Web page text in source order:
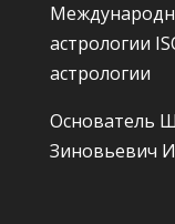
астрологии
астрологии
Основатель
Зиновьевич